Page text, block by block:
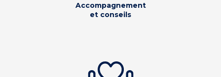
Accompagnement
et conseils